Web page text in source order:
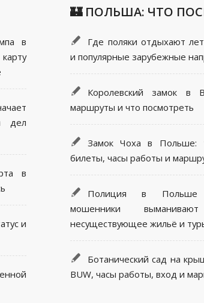
в
дел
в
и
🏰 ПОЛЬША: ЧТО
Где поляки отдыхают
и популярные зарубежные
Королевский замок в
маршруты и что посмотреть
Замок Чоха в Польше:
билеты, часы работы и
Полиция в Польше
мошенники
несуществующее жильё и
Ботанический сад на
BUW, часы работы, вход и